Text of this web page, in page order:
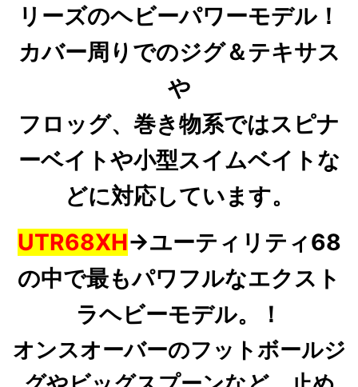
リーズのヘビーパワーモデル！
カバー周りでのジグ＆テキサス
や
フロッグ、巻き物系ではスピナ
ーベイトや小型スイムベイトな
どに対応しています。
UTR68XH→ユーティリティ68
の中で最もパワフルなエクスト
ラヘビーモデル。！
オンスオーバーのフットボールジ